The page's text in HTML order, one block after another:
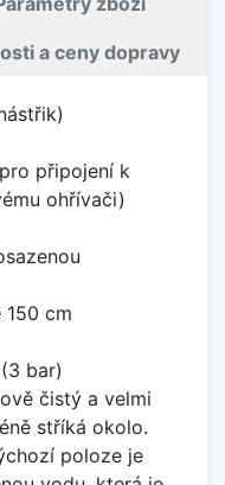
a ceny dopravy
připojení k
ohřívači)
150 cm
bar)
čistý a velmi
stříká okolo.
poloze je